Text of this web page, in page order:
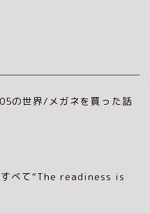
の世界/メガネを買った話
すべて“The readiness is